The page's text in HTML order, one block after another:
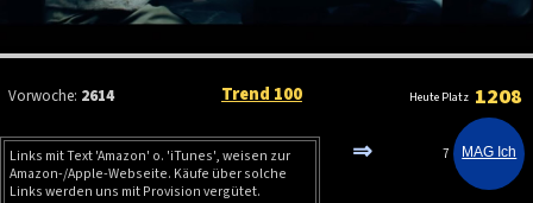
Vorwoche: 2614 Trend 100 Heute Platz 1208
Links mit Text 'Amazon' o. 'iTunes', weisen zur
Amazon-/Apple-Webseite. Käufe über solche
Links werden uns mit Provision vergütet.
⇒ 7